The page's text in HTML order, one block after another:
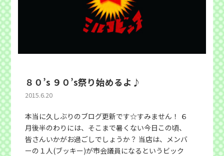
８０’s ９０’s祭り始めるよ♪
2015.6.20
本当に久しぶりのブログ更新です☆すみません！ ６
月後半のわりには、そこまで暑くない今日この頃、
皆さんいかがお過ごしでしょうか？ 当店は、メンバ
ーの１人(ブッキー)が市会議員になるというビック